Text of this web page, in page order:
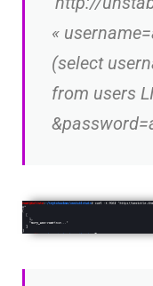
«
(select
from users